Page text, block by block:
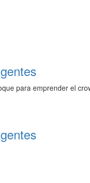
para emprender el